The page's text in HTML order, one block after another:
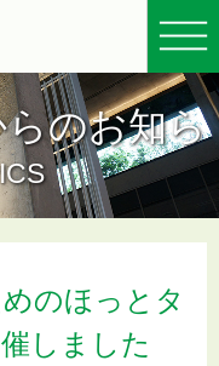
のお知ら
のほっとタ
しました